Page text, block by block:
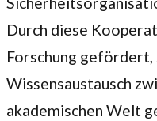
Durch diese
Forschung gefördert,
Wissensaustausch
akademischen Welt